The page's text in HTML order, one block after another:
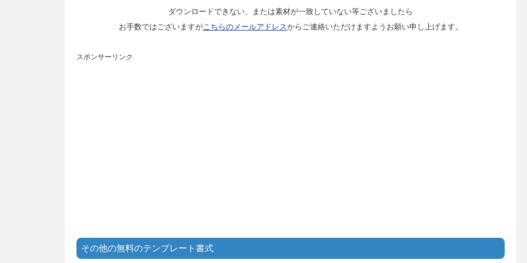
ダウンロードできない、または素材が一致していない等ございましたら
お手数ではございますがこちらのメールアドレスからご連絡いただけますようお願い申し上げます。
スポンサーリンク
その他の無料のテンプレート書式